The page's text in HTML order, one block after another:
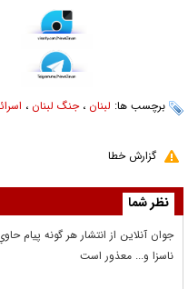
برچسب ها: لبنان ،جنگ لبنان ،
گزارش خطا
نظر شما
جوان آنلاين از انتشار هر گونه پيام
ناسزا و... معذور است